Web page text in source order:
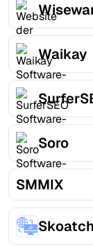
Waikay
Soro
SMMIX
Skoatch